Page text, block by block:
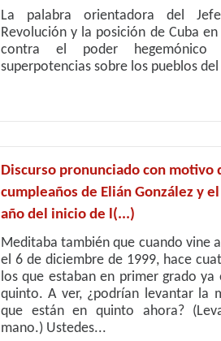
La palabra orientadora del
Revolución y la posición de Cuba en
contra el poder
superpotencias sobre los pueblos
Discurso pronunciado con motivo
cumpleaños de Elián González y
año del inicio de l(...)
Meditaba también que cuando vine
el 6 de diciembre de 1999, hace
los que estaban en primer grado ya
quinto. A ver, ¿podrían levantar la
que están en quinto ahora?
mano.) Ustedes...